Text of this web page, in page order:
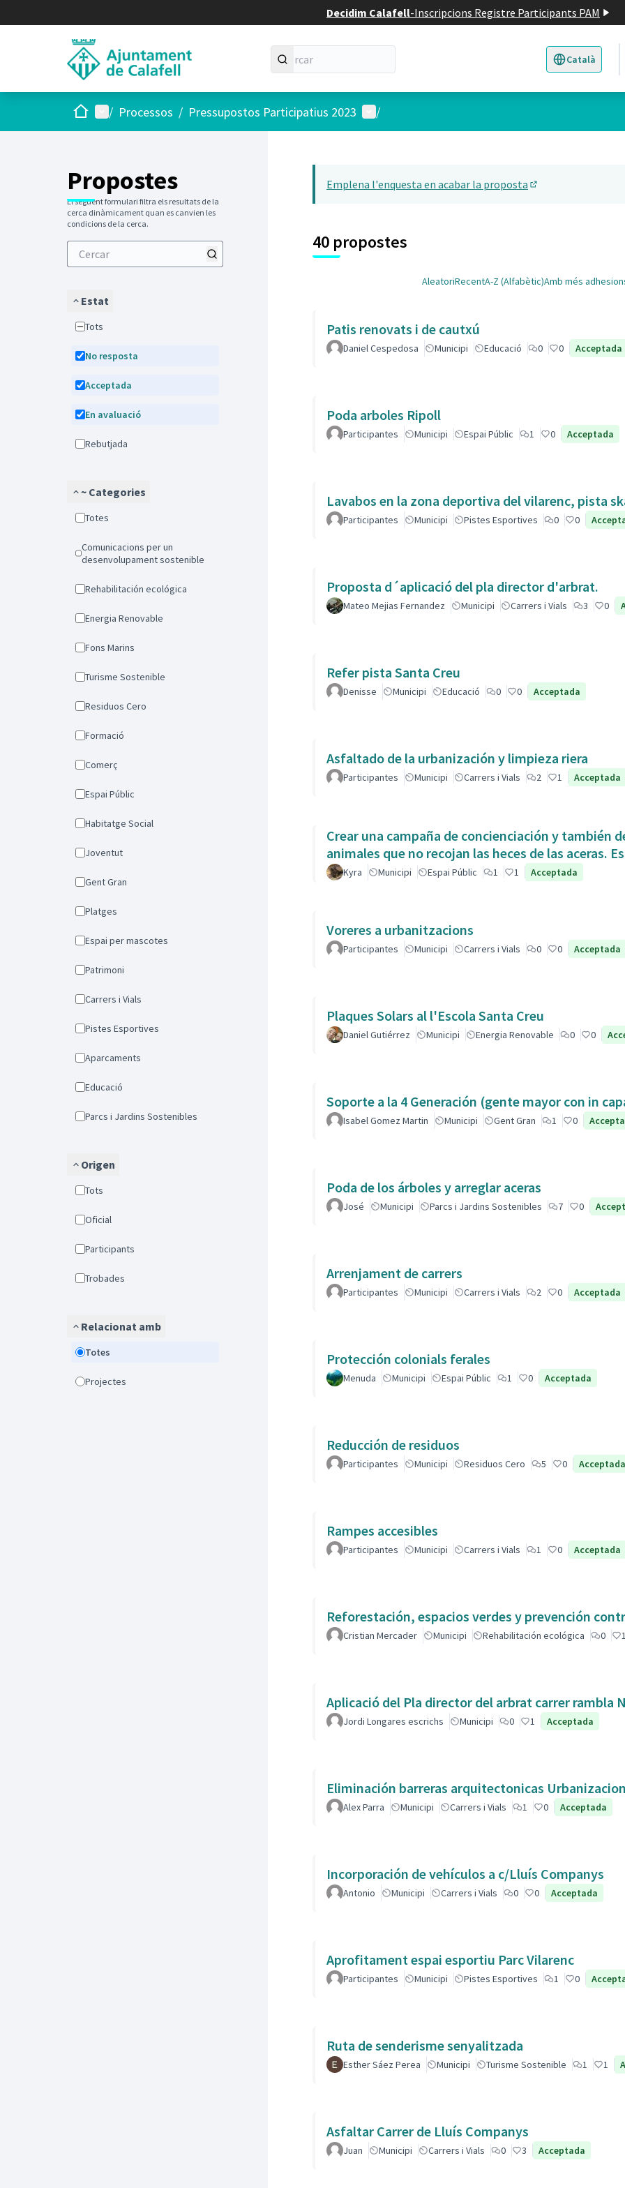
Decidim Calafell-Inscripcions Registre Participants PAM
Català
Triar la llengua
Inici Menú principal
/ Processos / Pressupostos Participatius 2023 Menú d'usuari
/
Propostes
El següent formulari filtra els resultats de la
cerca dinàmicament quan es canvien les
condicions de la cerca.
Estat
Tots
No resposta
Acceptada
En avaluació
Rebutjada
~ Categories
Totes
Comunicacions per un
desenvolupament sostenible
Rehabilitación ecológica
Energia Renovable
Fons Marins
Turisme Sostenible
Residuos Cero
Formació
Comerç
Espai Públic
Habitatge Social
Joventut
Gent Gran
Platges
Espai per mascotes
Patrimoni
Carrers i Vials
Pistes Esportives
Aparcaments
Educació
Parcs i Jardins Sostenibles
Origen
Tots
Oficial
Participants
Trobades
Relacionat amb
Totes
Projectes
14
Emplena l'enquesta en acabar la proposta
40 propostes
AleatoriRecentA-Z (Alfabètic)Amb més
Patis renovats i de cautxú
Daniel Cespedosa Municipi Educació 0 0 Acceptada
Poda arboles Ripoll
Participantes Municipi Espai Públic 1 0 Acceptada
Lavabos en la zona deportiva del vilarenc, pista
Participantes Municipi Pistes Esportives 0 0
Proposta d´aplicació del pla director d'arbrat.
Mateo Mejias Fernandez Municipi Carrers i Vials 3 0
Refer pista Santa Creu
Denisse Municipi Educació 0 0 Acceptada
Asfaltado de la urbanización y limpieza riera
Participantes Municipi Carrers i Vials 2 1 Acceptada
Crear una campaña de concienciación y también
animales que no recojan las heces de las aceras.
Kyra Municipi Espai Públic 1 1 Acceptada
Voreres a urbanitzacions
Participantes Municipi Carrers i Vials 0 0 Acceptada
Plaques Solars al l'Escola Santa Creu
Daniel Gutiérrez Municipi Energia Renovable 0 0
Soporte a la 4 Generación (gente mayor con in
Isabel Gomez Martin Municipi Gent Gran 1 0
Poda de los árboles y arreglar aceras
José Municipi Parcs i Jardins Sostenibles 7 0
Arrenjament de carrers
Participantes Municipi Carrers i Vials 2 0 Acceptada
Protección colonials ferales
Menuda Municipi Espai Públic 1 0 Acceptada
Reducción de residuos
Participantes Municipi Residuos Cero 5 0 Acceptada
Rampes accesibles
Participantes Municipi Carrers i Vials 1 0 Acceptada
Reforestación, espacios verdes y prevención
Cristian Mercader Municipi Rehabilitación ecológica 0 1
Aplicació del Pla director del arbrat carrer rambla
Jordi Longares escrichs Municipi 0 1 Acceptada
Eliminación barreras arquitectonicas
Alex Parra Municipi Carrers i Vials 1 0 Acceptada
Incorporación de vehículos a c/Lluís Companys
Antonio Municipi Carrers i Vials 0 0 Acceptada
Aprofitament espai esportiu Parc Vilarenc
Participantes Municipi Pistes Esportives 1 0
Ruta de senderisme senyalitzada
Esther Sáez Perea Municipi Turisme Sostenible 1 1
Asfaltar Carrer de Lluís Companys
Juan Municipi Carrers i Vials 0 3 Acceptada